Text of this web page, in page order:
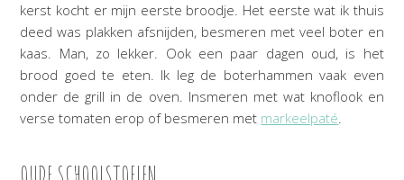
kerst kocht er mijn eerste broodje. Het eerste wat ik thuis
deed was plakken afsnijden, besmeren met veel boter en
kaas. Man, zo lekker. Ook een paar dagen oud, is het
brood goed te eten. Ik leg de boterhammen vaak even
onder de grill in de oven. Insmeren met wat knoflook en
verse tomaten erop of besmeren met markeelpaté.